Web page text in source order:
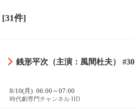
[31件]
銭形平次（主演：風間杜夫） #30
8/10(月) 06:00～07:00
時代劇専門チャンネル HD